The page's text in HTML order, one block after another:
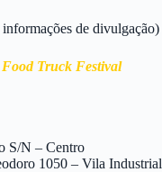
de divulgação)
Truck Festival
S/N – Centro
1050 – Vila Industrial